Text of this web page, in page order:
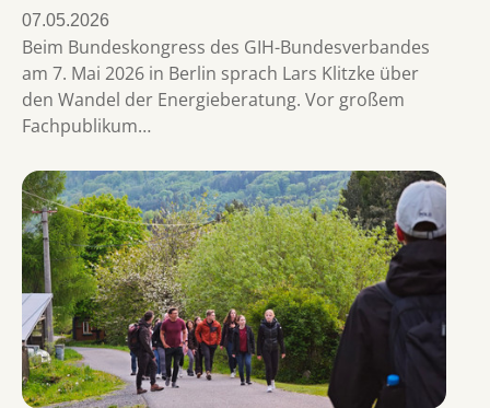
07.05.2026
Beim Bundeskongress des GIH-Bundesverbandes
am 7. Mai 2026 in Berlin sprach Lars Klitzke über
den Wandel der Energieberatung. Vor großem
Fachpublikum…